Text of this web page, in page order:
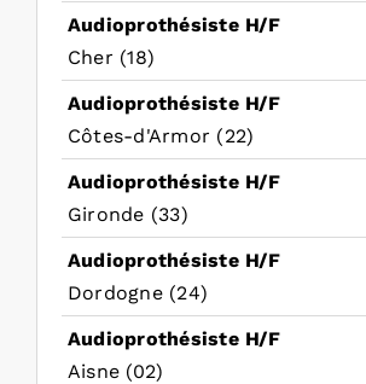
Audioprothésiste H/F
Cher (18)
Audioprothésiste H/F
Côtes-d'Armor (22)
Audioprothésiste H/F
Gironde (33)
Audioprothésiste H/F
Dordogne (24)
Audioprothésiste H/F
Aisne (02)